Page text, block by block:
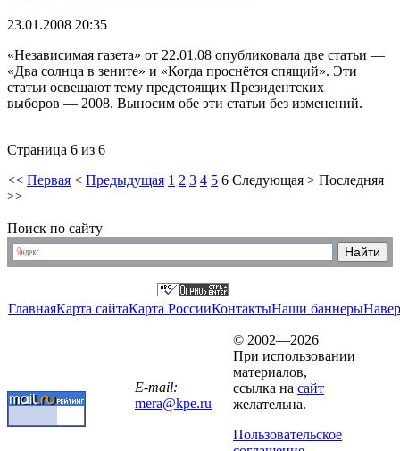
23.01.2008 20:35
«Независимая газета» от 22.01.08 опубликовала две статьи —
«Два солнца в зените» и «Когда проснётся спящий». Эти
статьи освещают тему предстоящих Президентских
выборов — 2008. Выносим обе эти статьи без изменений.
Страница 6 из 6
<< Первая < Предыдущая 1 2 3 4 5 6 Следующая > Последняя
>>
Поиск по сайту
ГлавнаяКарта сайтаКарта РоссииКонтактыНаши баннеры
E-mail:
mera@kpe.ru
© 2002—2026
При использовании
материалов,
ссылка на сайт
желательна.
Пользовательское